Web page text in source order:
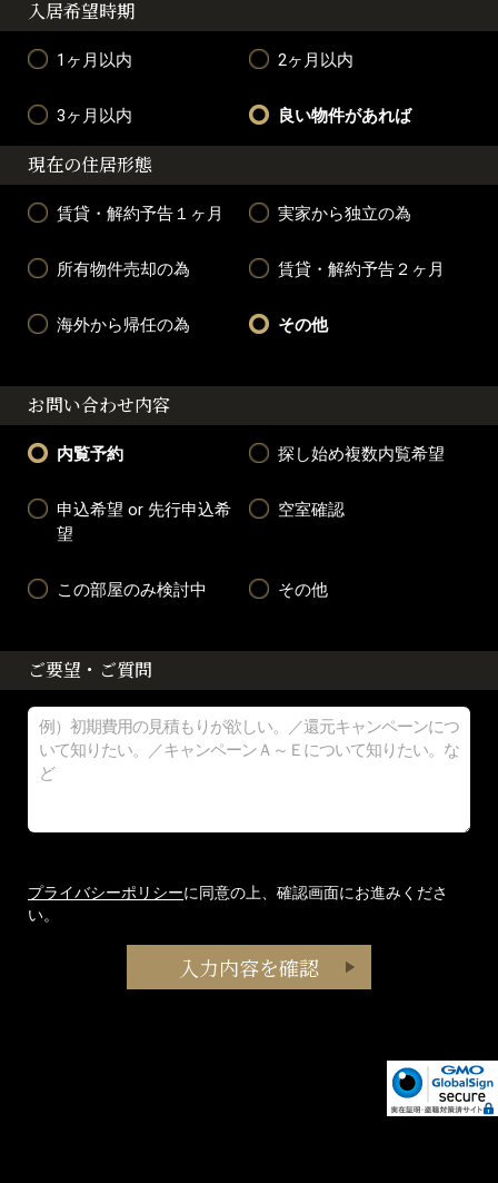
入居希望時期
1ヶ月以内 2ヶ月以内
3ヶ月以内 良い物件があれば
現在の住居形態
賃貸・解約予告１ヶ月 実家から独立の為
所有物件売却の為 賃貸・解約予告２ヶ月
海外から帰任の為 その他
お問い合わせ内容
内覧予約 探し始め複数内覧希望
申込希望 or 先行申込希
望
空室確認
この部屋のみ検討中 その他
ご要望・ご質問
プライバシーポリシーに同意の上、確認画面にお進みくださ
い。